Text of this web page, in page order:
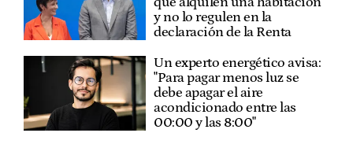
y no lo regulen en la
declaración de la Renta
Un experto energético avisa:
"Para pagar menos luz se
debe apagar el aire
acondicionado entre las
00:00 y las 8:00"